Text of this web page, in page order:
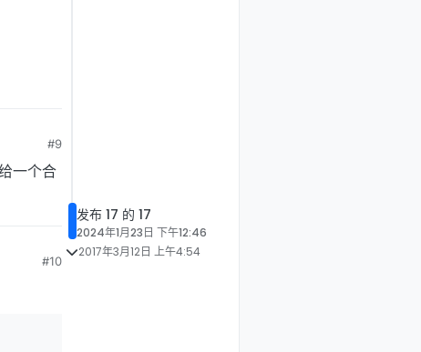
#9
一个合
#10
发布 17 的 17
2024年1月23日 下午12:46
2017年3月12日 上午4:54